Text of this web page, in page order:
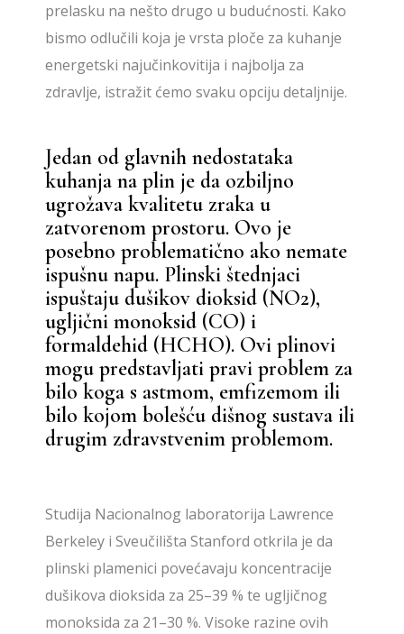
prelasku na nešto drugo u budućnosti. Kako
bismo odlučili koja je vrsta ploče za kuhanje
energetski najučinkovitija i najbolja za
zdravlje, istražit ćemo svaku opciju detaljnije.
Jedan od glavnih nedostataka
kuhanja na plin je da ozbiljno
ugrožava kvalitetu zraka u
zatvorenom prostoru. Ovo je
posebno problematično ako nemate
ispušnu napu. Plinski štednjaci
ispuštaju dušikov dioksid (NO2),
ugljični monoksid (CO) i
formaldehid (HCHO). Ovi plinovi
mogu predstavljati pravi problem za
bilo koga s astmom, emfizemom ili
bilo kojom bolešću dišnog sustava ili
drugim zdravstvenim problemom.
Studija Nacionalnog laboratorija Lawrence
Berkeley i Sveučilišta Stanford otkrila je da
plinski plamenici povećavaju koncentracije
dušikova dioksida za 25–39 % te ugljičnog
monoksida za 21–30 %. Visoke razine ovih